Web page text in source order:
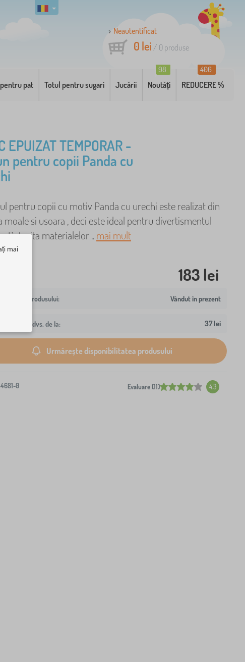
Neautentificat
0 lei / 0 produse
pat Totul pentru sugari Jucării Noutăți
98
REDUCERE %
406
EPUIZAT TEMPORAR -
pentru copii Panda cu
pentru copii cu motiv Panda cu urechi este realizat din
moale si usoara , deci este ideal pentru divertismentul
Datorita materialelor ..mai mult
183 lei
Vândut în prezent
la adresa dvs. de la: 37 lei
Urmărește disponibilitatea produsului
0 Evaluare (11) 4.3
mai